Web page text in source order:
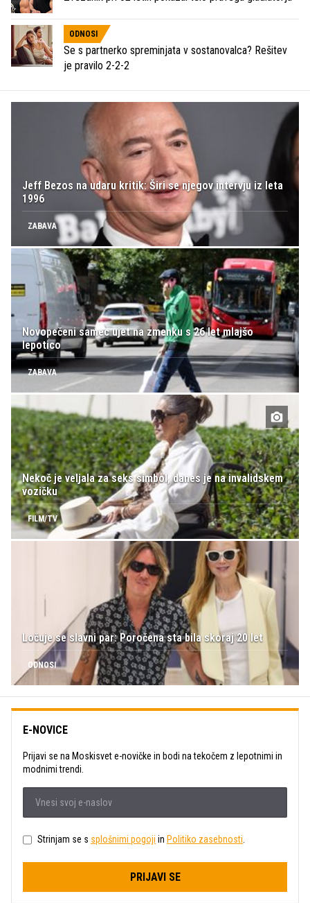
ODNOSI
Se s partnerko spreminjata v sostanovalca? Rešitev
je pravilo 2-2-2
Jeff Bezos na udaru kritik: Širi se njegov intervju iz leta
1996
ZABAVA
Novopečeni samec ujet na zmenku s 26 let mlajšo
lepotico
ZABAVA
Nekoč je veljala za seks simbol, danes je na invalidskem
vozičku
FILM/TV
Ločuje se slavni par: Poročena sta bila skoraj 20 let
ODNOSI
E-NOVICE
Prijavi se na Moskisvet e-novičke in bodi na tekočem z lepotnimi in
modnimi trendi.
Strinjam se s splošnimi pogoji in Politiko zasebnosti.
PRIJAVI SE